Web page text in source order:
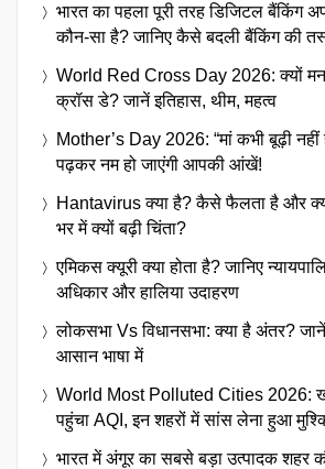
भारत का पहला पूरी तरह डिजिटल बैंकिंग
कौन-सा है? जानिए कैसे बदली बैंकिंग की
World Red Cross Day 2026: क्यों
क्रॉस डे? जानें इतिहास, थीम, महत्व
Mother’s Day 2026: “मां कभी बूढ़ी नहीं
पढ़कर नम हो जाएंगी आपकी आंखें!
Hantavirus क्या है? कैसे फैलता है और
भर में क्यों बढ़ी चिंता?
एमिकस क्यूरी क्या होता है? जानिए
अधिकार और हालिया उदाहरण
लोकसभा Vs विधानसभा: क्या है अंतर? जानें
आसान भाषा में
World Most Polluted Cities 2026:
पहुंचा AQI, इन शहरों में सांस लेना हुआ
भारत में अंगूर का सबसे बड़ा उत्पादक शहर